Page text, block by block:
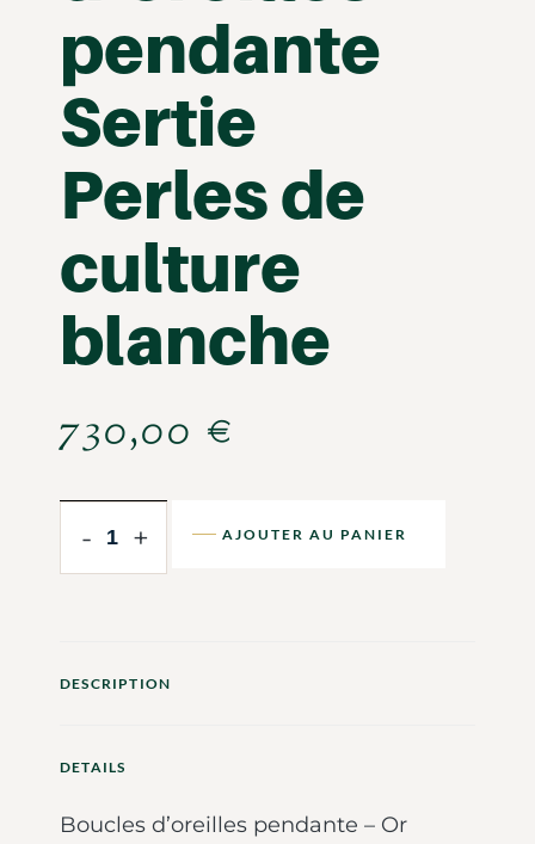
pendante
Sertie
Perles de
culture
blanche
730,00 €
- + AJOUTER AU PANIER
DESCRIPTION
DETAILS
Boucles d’oreilles pendante – Or